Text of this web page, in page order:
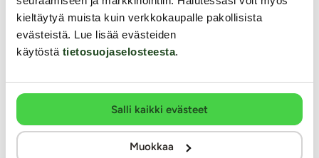
kieltäytyä muista kuin verkkokaupalle pakollisista
evästeistä. Lue lisää evästeiden
käytöstä tietosuojaselosteesta.
Salli kaikki evästeet
Muokkaa
Palautukset ja hyvitykset
Yksityisyyden suoja / tietosuoja
Markkinointi ja yhteistyöt
Miksi juuri Kaalimato.com